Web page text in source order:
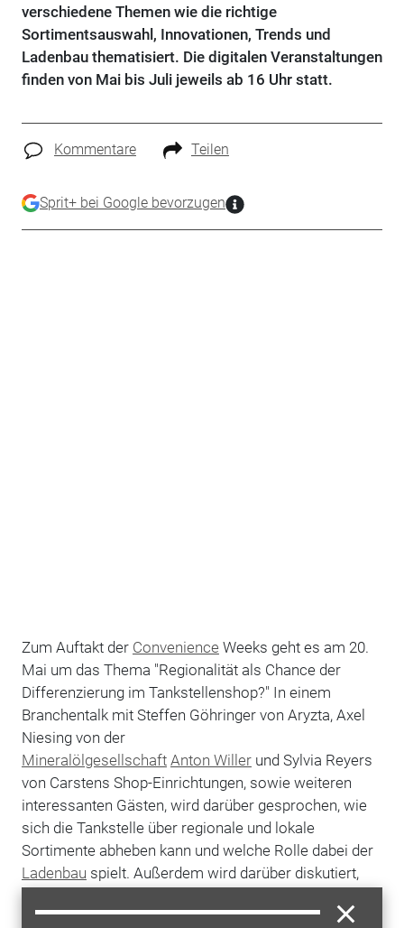
verschiedene Themen wie die richtige
Sortimentsauswahl, Innovationen, Trends und
Ladenbau thematisiert. Die digitalen Veranstaltungen
finden von Mai bis Juli jeweils ab 16 Uhr statt.
Kommentare Teilen
Sprit+ bei Google bevorzugen
Zum Auftakt der Convenience Weeks geht es am 20.
Mai um das Thema "Regionalität als Chance der
Differenzierung im Tankstellenshop?" In einem
Branchentalk mit Steffen Göhringer von Aryzta, Axel
Niesing von der
Mineralölgesellschaft Anton Willerund Sylvia Reyers
von Carstens Shop-Einrichtungen, sowie weiteren
interessanten Gästen, wird darüber gesprochen, wie
sich die Tankstelle über regionale und lokale
Sortimente abheben kann und welche Rolle dabei der
Ladenbau spielt. Außerdem wird darüber diskutiert,
diesen Zeiten sind. Michael Schwaer, Global Account